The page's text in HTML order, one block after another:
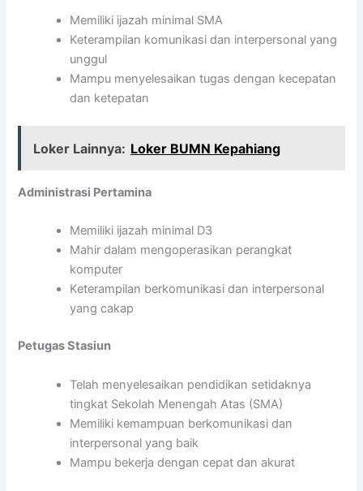
Memiliki ijazah minimal SMA
Keterampilan komunikasi dan interpersonal yang
unggul
Mampu menyelesaikan tugas dengan kecepatan
dan ketepatan
Loker Lainnya: Loker BUMN Kepahiang
Administrasi Pertamina
Memiliki ijazah minimal D3
Mahir dalam mengoperasikan perangkat
komputer
Keterampilan berkomunikasi dan interpersonal
yang cakap
Petugas Stasiun
Telah menyelesaikan pendidikan setidaknya
tingkat Sekolah Menengah Atas (SMA)
Memiliki kemampuan berkomunikasi dan
interpersonal yang baik
Mampu bekerja dengan cepat dan akurat